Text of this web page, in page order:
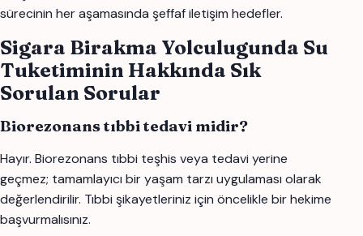
sürecinin her aşamasında şeffaf iletişim hedefler.
Sigara Birakma Yolculugunda Su
Tuketiminin Hakkında Sık
Sorulan Sorular
Biorezonans tıbbi tedavi midir?
Hayır. Biorezonans tıbbi teşhis veya tedavi yerine
geçmez; tamamlayıcı bir yaşam tarzı uygulaması olarak
değerlendirilir. Tıbbi şikayetleriniz için öncelikle bir hekime
başvurmalısınız.